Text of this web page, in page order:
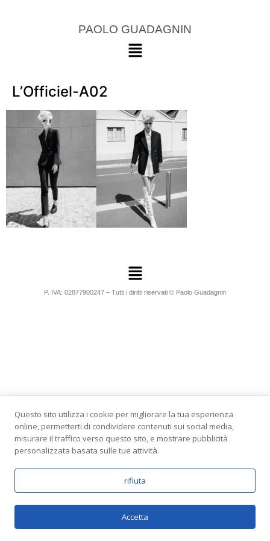
PAOLO GUADAGNIN
L’Officiel-A02
P. IVA: 02877900247 – Tutti i diritti riservati © Paolo Guadagnin
Questo sito utilizza i cookie per migliorare la tua esperienza
online, permetterti di condividere contenuti sui social media,
misurare il traffico verso questo sito, e mostrare pubblicità
personalizzata basata sulle tue attività.
rifiuta
Accetta